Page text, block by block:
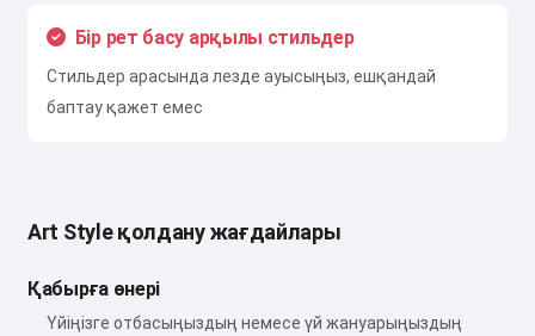
Бір рет басу арқылы стильдер
Стильдер арасында лезде ауысыңыз, ешқандай
баптау қажет емес
Art Style қолдану жағдайлары
Қабырға өнері
Үйіңізге отбасыңыздың немесе үй жануарыңыздың